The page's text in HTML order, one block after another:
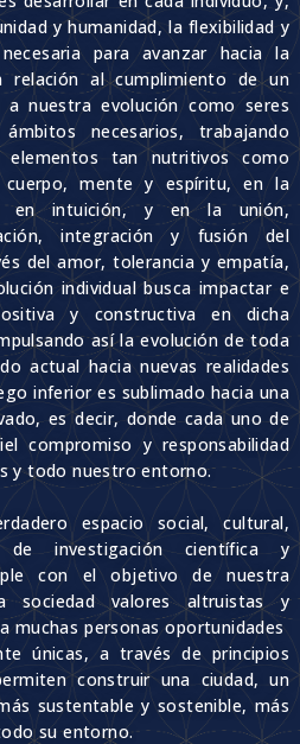
y humanidad, la flexibilidad y
para avanzar hacia la
relación al cumplimiento de un
nuestra evolución como seres
necesarios, trabajando
elementos tan nutritivos como
mente y espíritu, en la
en intuición, y en la unión,
integración y fusión del
del amor, tolerancia y empatía,
individual busca impactar e
y constructiva en dicha
así la evolución de toda
actual hacia nuevas realidades
inferior es sublimado hacia una
es decir, donde cada uno de
compromiso y responsabilidad
y todo nuestro entorno.
espacio social, cultural,
de investigación científica y
con el objetivo de nuestra
sociedad valores altruistas y
muchas personas oportunidades
únicas, a través de principios
construir una ciudad, un
sustentable y sostenible, más
su entorno.